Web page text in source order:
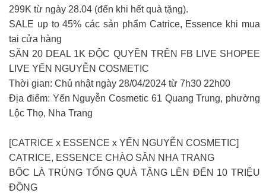
299K từ ngày 28.04 (đến khi hết quà tặng).
SALE up to 45% các sản phẩm Catrice, Essence khi mua
tại cửa hàng
SĂN 20 DEAL 1K ĐỘC QUYỀN TRÊN FB LIVE SHOPEE
LIVE YẾN NGUYỄN COSMETIC
Thời gian: Chủ nhật ngày 28/04/2024 từ 7h30 22h00
Địa điểm: Yến Nguyễn Cosmetic 61 Quang Trung, phường
Lộc Thọ, Nha Trang
[CATRICE x ESSENCE x YẾN NGUYỄN COSMETIC]
CATRICE, ESSENCE CHÀO SÂN NHA TRANG
BỐC LÀ TRÚNG TỔNG QUÀ TẶNG LÊN ĐẾN 10 TRIỆU
ĐỒNG